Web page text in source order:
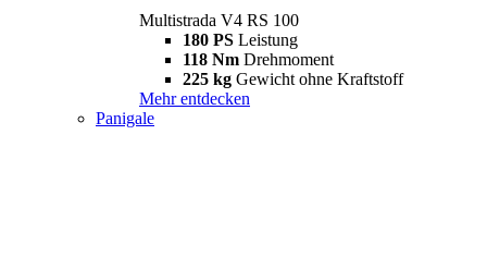
Multistrada V4 RS 100
180 PS Leistung
118 Nm Drehmoment
225 kg Gewicht ohne Kraftstoff
Mehr entdecken
Panigale